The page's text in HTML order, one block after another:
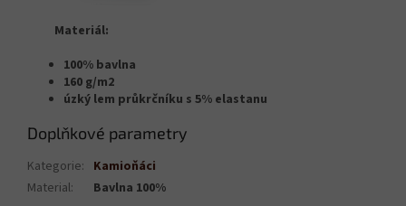
Materiál:
100% bavlna
160 g/m2
úzký lem průkrčníku s 5% elastanu
Doplňkové parametry
Kategorie: Kamioňáci
Material: Bavlna 100%